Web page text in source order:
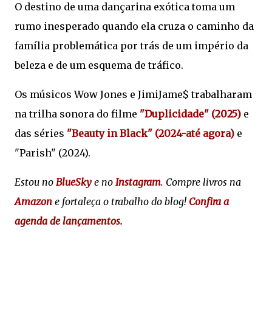
O destino de uma dançarina exótica toma um
rumo inesperado quando ela cruza o caminho da
família problemática por trás de um império da
beleza e de um esquema de tráfico.
Os músicos Wow Jones e JimiJame$ trabalharam
na trilha sonora do filme "Duplicidade" (2025) e
das séries "Beauty in Black" (2024-até agora) e
"Parish" (2024).
Estou no BlueSky e no Instagram. Compre livros na
Amazon e fortaleça o trabalho do blog! Confira a
agenda de lançamentos.